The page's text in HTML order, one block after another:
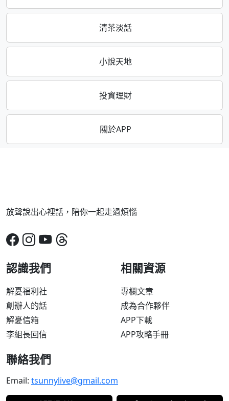
清茶淡話
小說天地
投資理財
關於APP
放聲說出心裡話，陪你一起走過煩惱
認識我們
解憂福利社
創辦人的話
解憂信箱
李組長回信
相關資源
專欄文章
成為合作夥伴
APP下載
APP攻略手冊
聯絡我們
Email: tsunnylive@gmail.com